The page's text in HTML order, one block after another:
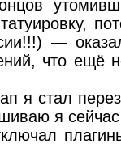
—
что ещё
я стал
я